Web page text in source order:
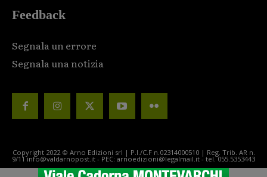
Feedback
Segnala un errore
Segnala una notizia
Copyright 2022 © Arno Edizioni srl | P.I./C.F n.02314000510 | Reg. Trib. AR n.
9/11 info@valdarnopost.it - PEC: arnoedizioni@legalmail.it - tel. 055.5353443